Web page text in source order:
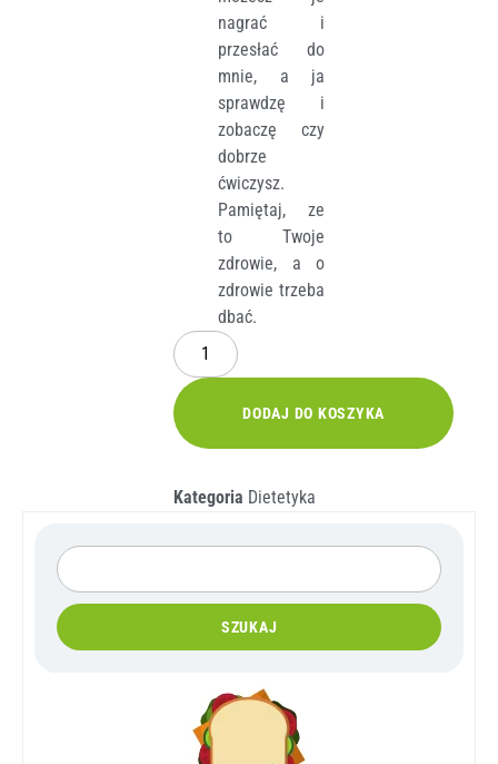
nagrać i
przesłać do
mnie, a ja
sprawdzę i
zobaczę czy
dobrze
ćwiczysz.
Pamiętaj, ze
to Twoje
zdrowie, a o
zdrowie trzeba
dbać.
DODAJ DO KOSZYKA
Kategoria Dietetyka
SZUKAJ